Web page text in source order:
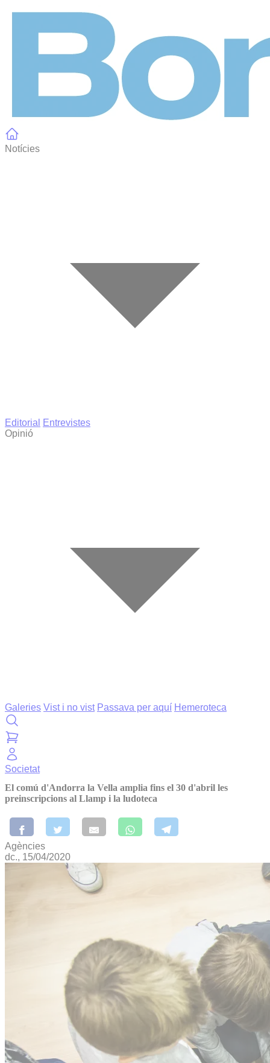
Notícies
Editorial
Entrevistes
Opinió
Galeries Vist i no vist Passava per aquí Hemeroteca
Societat
El comú d'Andorra la Vella amplia fins el 30 d'abril les
preinscripcions al Llamp i la ludoteca
Agències
dc., 15/04/2020